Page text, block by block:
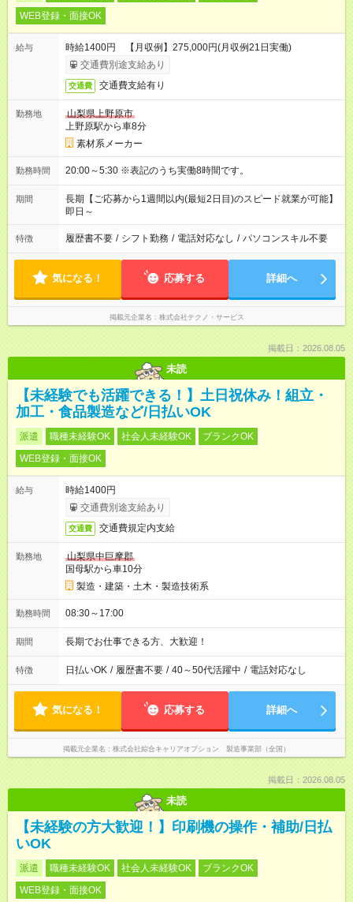
WEB登録・面接OK
給与
時給1400円 【月収例】275,000円(月収例21日実働)
交通費別途支給あり
交通費 交通費支給有り
勤務地
山梨県上野原市
上野原駅から車8分
素材系メーカー
勤務時間 20:00～5:30 ※表記のうち実働8時間です。
期間
長期【ご応募から1週間以内(最短2日目)のスピード就業が可能】
即日～
特徴 履歴書不要 / シフト勤務 / 電話対応なし / パソコンスキル不要
気になる！ 応募する 詳細へ
掲載元企業名 株式会社テクノ・サービス
掲載日：2026.08.05
未読
【未経験でも活躍できる！】土日祝休み！組立・
加工・食品製造など/日払いOK
派遣 職種未経験OK 社会人未経験OK
ブランクOK
WEB登録・面接OK
給与
時給1400円
交通費別途支給あり
交通費 交通費規定内支給
勤務地
山梨県中巨摩郡
国母駅から車10分
製造・建築・土木・製造技術系
勤務時間 08:30～17:00
期間 長期でお仕事できる方、大歓迎！
特徴 日払いOK / 履歴書不要 / 40～50代活躍中 / 電話対応なし
気になる！ 応募する 詳細へ
掲載元企業名 株式会社綜合キャリアオプション 製造事業部（全国）
掲載日：2026.08.05
未読
【未経験の方大歓迎！】印刷機の操作・補助/日払
いOK
派遣 職種未経験OK 社会人未経験OK
ブランクOK
WEB登録・面接OK